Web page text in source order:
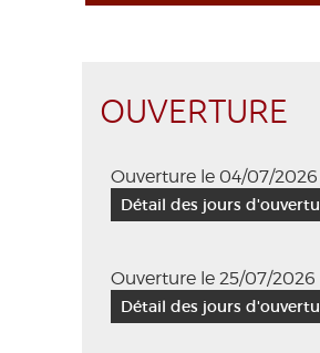
OUVERTURE
Ouverture le 04/07/2026
Ouverture le 25/07/2026